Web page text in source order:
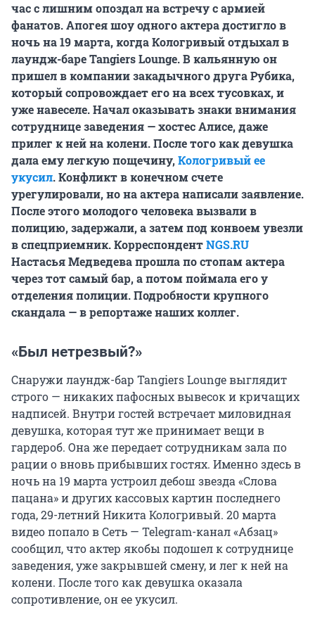
час с лишним опоздал на встречу с армией
фанатов. Апогея шоу одного актера достигло в
ночь на 19 марта, когда Кологривый отдыхал в
лаундж-баре Tangiers Lounge. В кальянную он
пришел в компании закадычного друга Рубика,
который сопровождает его на всех тусовках, и
уже навеселе. Начал оказывать знаки внимания
сотруднице заведения — хостес Алисе, даже
прилег к ней на колени. После того как девушка
дала ему легкую пощечину,Кологривый ее
укусил. Конфликт в конечном счете
урегулировали, но на актера написали заявление.
После этого молодого человека вызвали в
полицию, задержали, а затем под конвоем увезли
в спецприемник. КорреспондентNGS.RU
Настасья Медведева прошла по стопам актера
через тот самый бар, а потом поймала его у
отделения полиции. Подробности крупного
скандала — в репортаже наших коллег.
«Был нетрезвый?»
Снаружи лаундж-бар Tangiers Lounge выглядит
строго — никаких пафосных вывесок и кричащих
надписей. Внутри гостей встречает миловидная
девушка, которая тут же принимает вещи в
гардероб. Она же передает сотрудникам зала по
рации о вновь прибывших гостях. Именно здесь в
ночь на 19 марта устроил дебош звезда «Слова
пацана» и других кассовых картин последнего
года, 29-летний Никита Кологривый. 20 марта
видео попало в Сеть — Telegram-канал «Абзац»
сообщил, что актер якобы подошел к сотруднице
заведения, уже закрывшей смену, и лег к ней на
колени. После того как девушка оказала
сопротивление, он ее укусил.